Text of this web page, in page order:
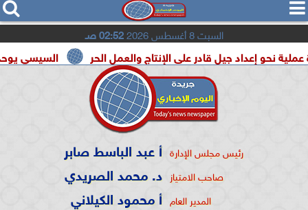
  
السبت 8 أغسطس 2026 02:52 صـ
السيسي يوحد السودان جيل قادر على الإنتاج والعمل الحر
رئيس مجلس الإدارة أ عبد الباسط صابر
صاحب الامتياز د. محمد الصريدي
المدير العام أ محمود الكيلاني